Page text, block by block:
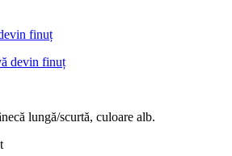
finuț
lungă/scurtă, culoare alb.